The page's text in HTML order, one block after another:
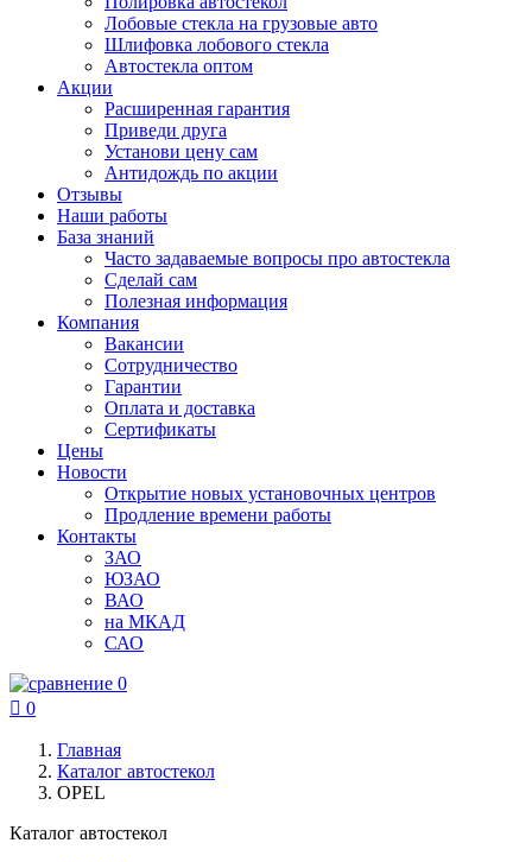
Лобовые стекла на грузовые авто
Шлифовка лобового стекла
Автостекла оптом
Акции
Расширенная гарантия
Приведи друга
Установи цену сам
Антидождь по акции
Отзывы
Наши работы
База знаний
Часто задаваемые вопросы про автостекла
Сделай сам
Полезная информация
Компания
Вакансии
Сотрудничество
Гарантии
Оплата и доставка
Сертификаты
Цены
Новости
Открытие новых установочных центров
Продление времени работы
Контакты
ЗАО
ЮЗАО
ВАО
на МКАД
САО
0
 0
Главная
Каталог автостекол
OPEL
Каталог автостекол